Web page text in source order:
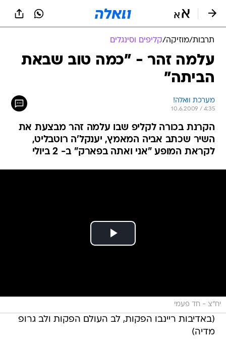
תרבות/מוזיקה/קליפים וסינגלים
עלמה זהר - "כמה טוב שבאת
הביתה"
מערכת וואלה!
10.6.2009 / 4:35
הקרנת בכורה לקליפ שבו עלמה זהר מבצעת את
השיר שכתב אביה המאמץ, יענקל'ה רוטבליט,
לקראת המופע "אני ואתה בפארק" ב- 2 ביולי
יח"צ - חד פעמי
(באדיבות ריינבו הפקות, לב העולם הפקות ולב גרופ
מדיה)